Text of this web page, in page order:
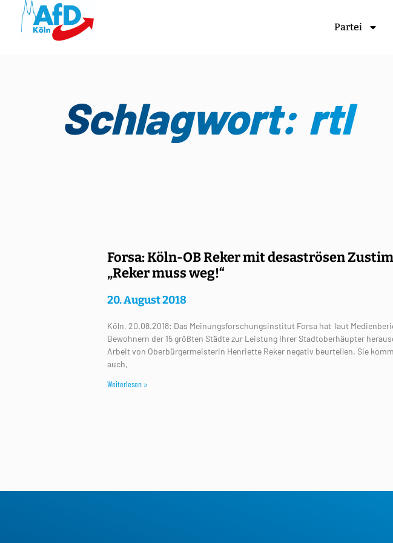
Partei
Schlagwort: rtl
Forsa: Köln-OB Reker mit desaströsen
„Reker muss weg!“
20. August 2018
Köln, 20.08.2018: Das Meinungsforschungsinstitut Forsa hat laut
Bewohnern der 15 größten Städte zur Leistung Ihrer Stadtoberhäupter
Arbeit von Oberbürgermeisterin Henriette Reker negativ beurteilen. Sie
auch,
Weiterlesen »